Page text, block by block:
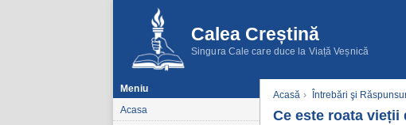
Calea Creștină
Singura Cale care duce la Viață Veșnică
Meniu
Acasa
Acasă › Întrebări şi
Ce este roata vieții